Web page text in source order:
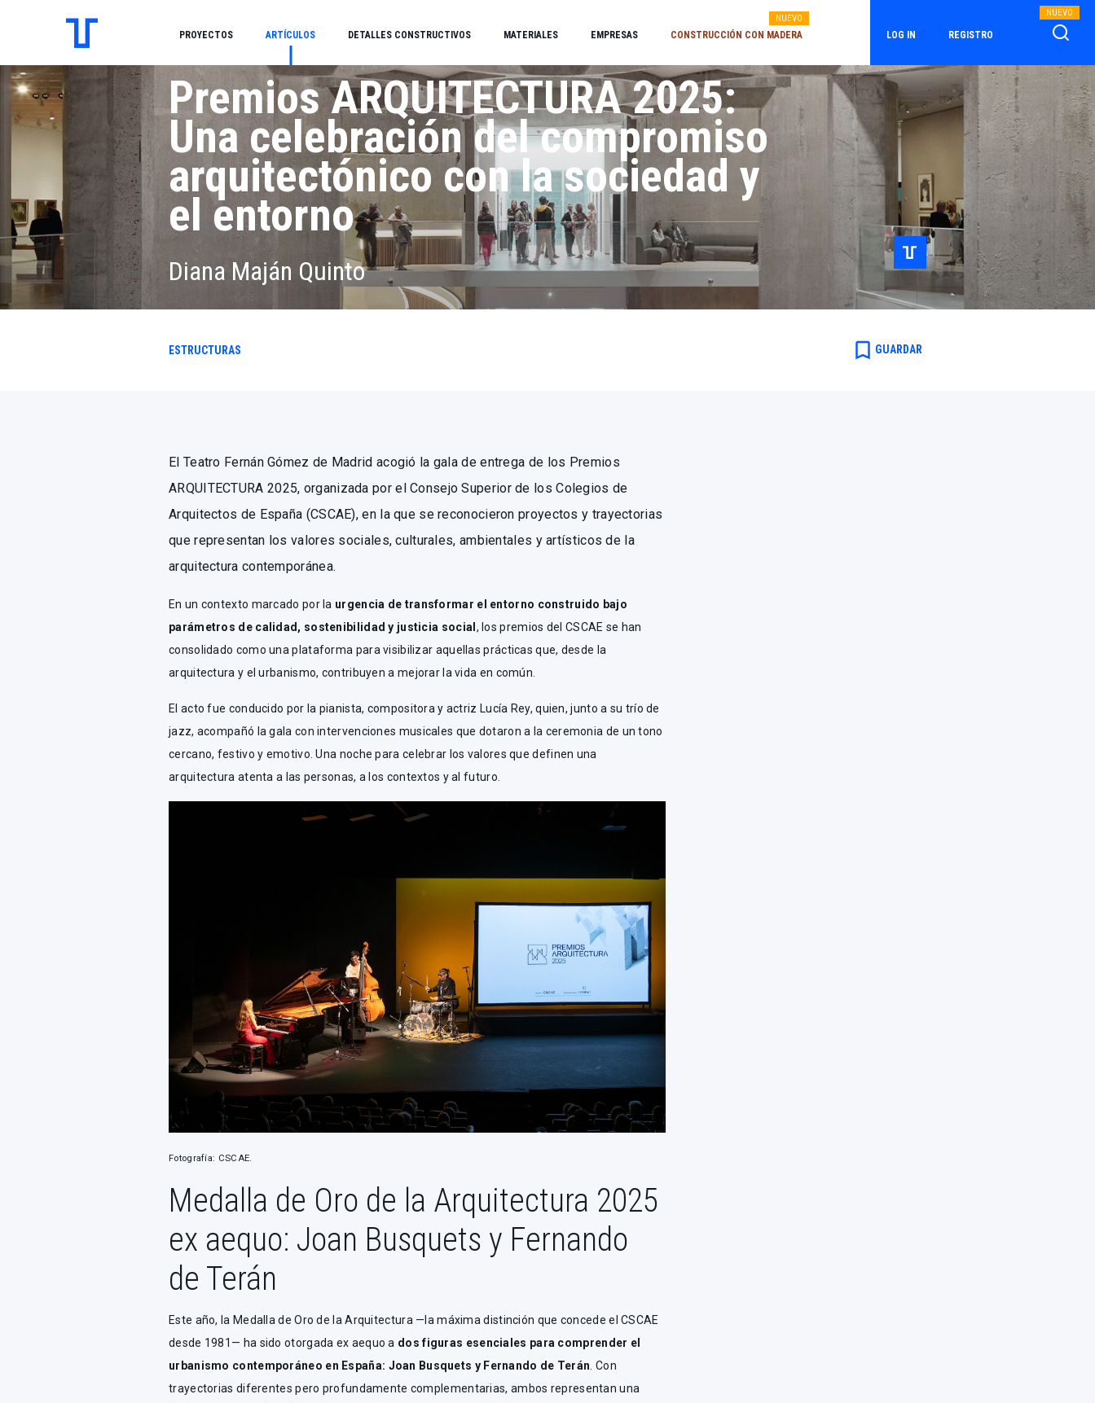
PROYECTOS ARTÍCULOS DETALLES CONSTRUCTIVOS MATERIALES EMPRESAS CONSTRUCCIÓN CON MADERA
NUEVO
LOG IN REGISTRO
NUEVO
Premios ARQUITECTURA 2025:
Una celebración del compromiso
arquitectónico con la sociedad y
el entorno
Diana Maján Quinto
ESTRUCTURAS bookmark_border GUARDAR
El Teatro Fernán Gómez de Madrid acogió la gala de entrega de los Premios
ARQUITECTURA 2025, organizada por el Consejo Superior de los Colegios de
Arquitectos de España (CSCAE), en la que se reconocieron proyectos y trayectorias
que representan los valores sociales, culturales, ambientales y artísticos de la
arquitectura contemporánea.
En un contexto marcado por la urgencia de transformar el entorno construido bajo
parámetros de calidad, sostenibilidad y justicia social , los premios del CSCAE se han
consolidado como una plataforma para visibilizar aquellas prácticas que, desde la
arquitectura y el urbanismo, contribuyen a mejorar la vida en común.
El acto fue conducido por la pianista, compositora y actriz Lucía Rey, quien, junto a su trío de
jazz, acompañó la gala con intervenciones musicales que dotaron a la ceremonia de un tono
cercano, festivo y emotivo. Una noche para celebrar los valores que definen una
arquitectura atenta a las personas, a los contextos y al futuro.
Fotografía: CSCAE.
Medalla de Oro de la Arquitectura 2025
ex aequo: Joan Busquets y Fernando
de Terán
Este año, la Medalla de Oro de la Arquitectura —la máxima distinción que concede el CSCAE
desde 1981— ha sido otorgada ex aequo a dos figuras esenciales para comprender el
urbanismo contemporáneo en España: Joan Busquets y Fernando de Terán . Con
trayectorias diferentes pero profundamente complementarias, ambos representan una